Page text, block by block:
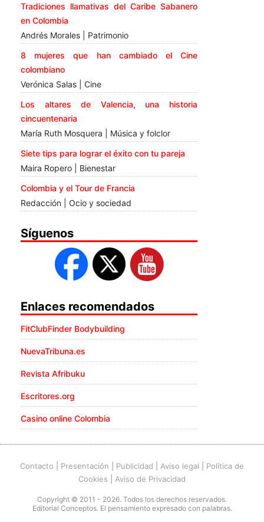
Tradiciones llamativas del Caribe Sabanero
en Colombia
Andrés Morales | Patrimonio
8 mujeres que han cambiado el Cine
colombiano
Verónica Salas | Cine
Los altares de Valencia, una historia
cincuentenaria
María Ruth Mosquera | Música y folclor
Siete tips para lograr el éxito con tu pareja
Maira Ropero | Bienestar
Colombia y el Tour de Francia
Redacción | Ocio y sociedad
Síguenos
Enlaces recomendados
FitClubFinder Bodybuilding
NuevaTribuna.es
Revista Afribuku
Escritores.org
Casino online Colombia
Contacto Presentación Publicidad Aviso legal
Política de
Cookies
Aviso de Privacidad
Copyright © 2011 - 2026. Todos los derechos reservados.
Editorial Conceptos. El pensamiento expresado con palabras.